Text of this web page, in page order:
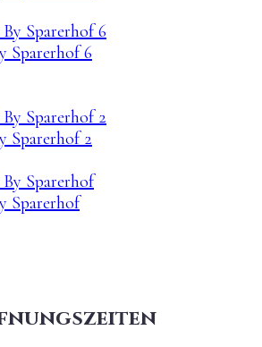
Sparerhof 6
Sparerhof 2
Sparerhof